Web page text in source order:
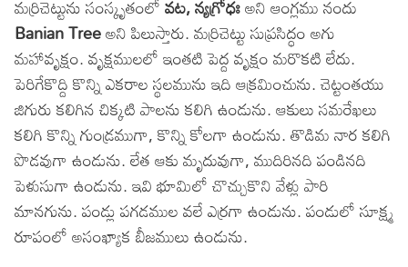
Facts
Devotional
Christianity
Hinduism
Hindi
Lyrics in Hindi – Devotional Songs
Lyrics in Hindi – Movie Songs
Tamil
Lyrics in Tamil – Devotional Songs
Lyrics in Tamil – Movie Songs
Kannada
Lyrics in Kannada – Movie Songs
మర్రిచెట్టును సంస్కృతంలోవట, న్యగ్రోధఃఅని ఆంగ్లము నందు
Banian Treeఅని పిలుస్తారు. మర్రిచెట్టు సుప్రసిద్ధం అగు
మహావృక్షం. వృక్షములలో ఇంతటి పెద్ద వృక్షం మరొకటి లేదు.
పెరిగేకొద్ది కొన్ని ఎకరాల స్థలమును ఇది ఆక్రమించును. చెట్టంతయు
జిగురు కలిగిన చిక్కటి పాలను కలిగి ఉండును. ఆకులు సమరేఖలు
కలిగి కొన్ని గుండ్రముగా, కొన్ని కోలగా ఉండును. తొడిమ నార కలిగి
పొడవుగా ఉండును. లేత ఆకు మృదువుగా, ముదిరినది పండినది
పెళుసుగా ఉండును. ఇవి భూమిలో చొచ్చుకొని వేళ్లు పారి
మానగును. పండ్లు పగడముల వలే ఎర్రగా ఉండును. పండులో సూక్ష్మ
రూపంలో అసంఖ్యాక బీజములు ఉండును.